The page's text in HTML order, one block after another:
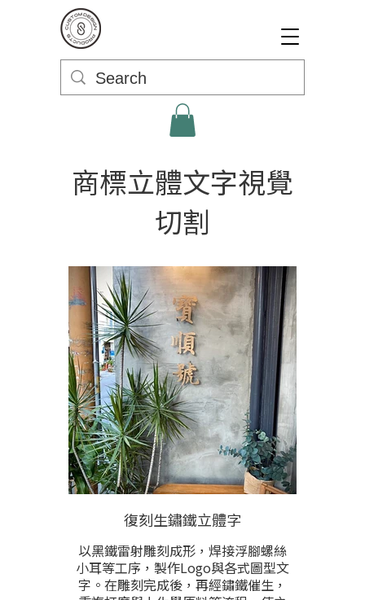
商標立體文字視覺
切割
復刻生鏽鐵立體字
以黑鐵雷射雕刻成形，焊接浮腳螺絲
小耳等工序，製作Logo與各式圖型文
字。在雕刻完成後，再經鏽鐵催生，